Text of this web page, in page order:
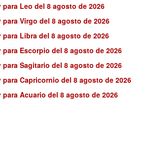
Leo del 8 agosto de 2026
Virgo del 8 agosto de 2026
Libra del 8 agosto de 2026
Escorpio del 8 agosto de 2026
Sagitario del 8 agosto de 2026
Capricornio del 8 agosto de 2026
Acuario del 8 agosto de 2026